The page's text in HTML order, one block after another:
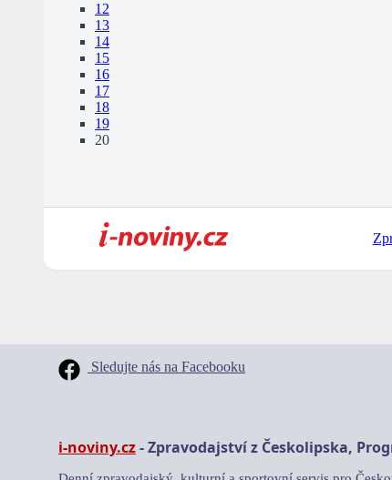
12
13
14
15
16
17
18
19
20
Sledujte nás na Facebooku
i-noviny.cz- Zpravodajství z Českolipska,